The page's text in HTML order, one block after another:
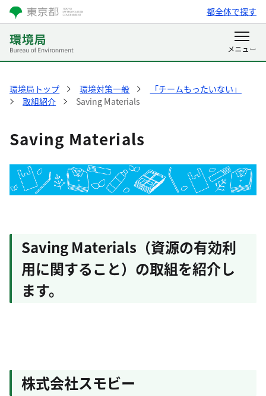
都全体で探す
環境局トップ 環境対策一般
「チームもったいない」
取組紹介
Saving Materials
Saving Materials
Saving Materials（資源の有効利
用に関すること）の取組を紹介し
ます。
株式会社スモビー